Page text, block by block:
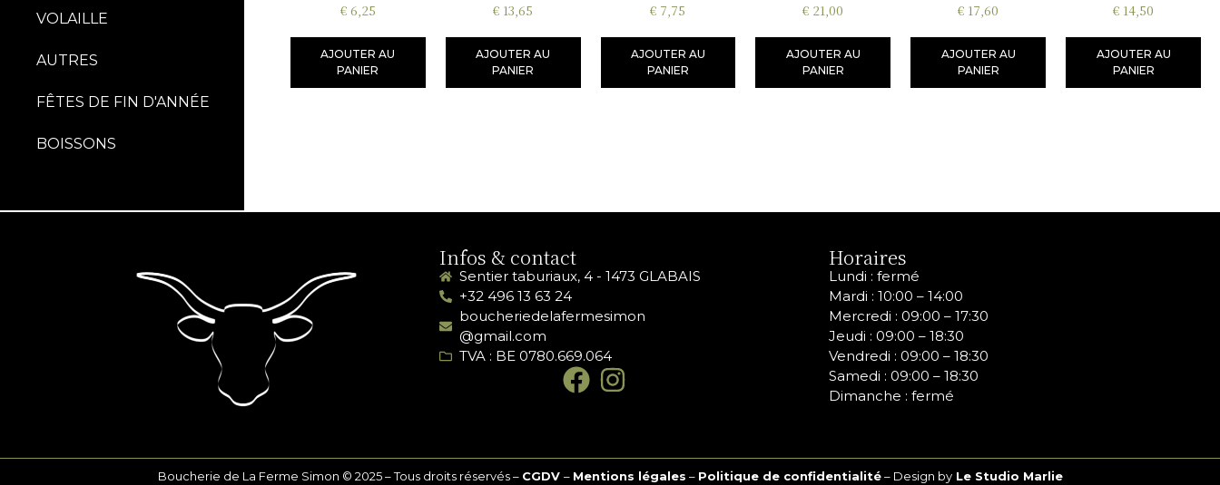
VOLAILLE
AUTRES
FÊTES DE FIN D'ANNÉE
BOISSONS
€6,25
AJOUTER AU
PANIER
€ 13,65
AJOUTER AU
PANIER
€ 7,75
AJOUTER AU
PANIER
€ 21,00
AJOUTER AU
PANIER
€ 17,60
AJOUTER AU
PANIER
€ 14,50
AJOUTER AU
PANIER
Infos & contact
Sentier taburiaux, 4 - 1473 GLABAIS
+32 496 13 63 24
boucheriedelafermesimon
@gmail.com
TVA : BE 0780.669.064
Horaires
Lundi : fermé
Mardi : 10:00 – 14:00
Mercredi :09:00 – 17:30
Jeudi :09:00 – 18:30
Vendredi :09:00 – 18:30
Samedi :09:00 – 18:30
Dimanche : fermé
Boucherie de La Ferme Simon © 2025 – Tous droits réservés – CGDV – Mentions légales – Politique de confidentialité– Design byLe Studio Marlie